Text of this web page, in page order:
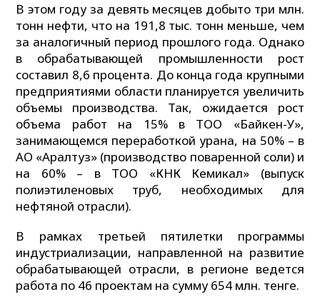
В этом году за девять месяцев добыто три млн.
тонн нефти, что на 191,8 тыс. тонн меньше, чем
за аналогичный период прошлого года. Однако
в обрабатывающей промышленности рост
составил 8,6 процента. До конца года крупными
предприятиями области планируется увеличить
объемы производства. Так, ожидается рост
объема работ на 15% в ТОО «Байкен-У»,
занимающемся переработкой урана, на 50% – в
АО «Аралтуз» (производство поваренной соли) и
на 60% – в ТОО «КНК Кемикал» (выпуск
полиэтиленовых труб, необходимых для
нефтяной отрасли).
В рамках третьей пятилетки программы
индустриализации, направленной на развитие
обрабатывающей отрасли, в регионе ведется
работа по 46 проектам на сумму 654 млн. тенге.